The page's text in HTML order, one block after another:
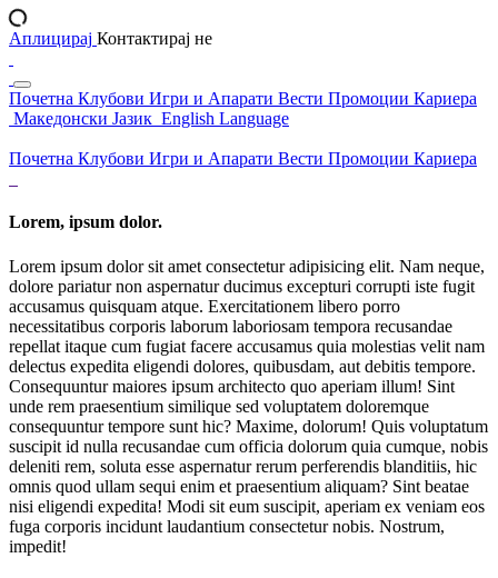
Аплицирај Контактирај не
Почетна Клубови Игри и Апарати Вести Промоции Кариера
Македонски Јазик English Language
Почетна Клубови Игри и Апарати Вести Промоции Кариера
Lorem, ipsum dolor.
Lorem ipsum dolor sit amet consectetur adipisicing elit. Nam neque,
dolore pariatur non aspernatur ducimus excepturi corrupti iste fugit
accusamus quisquam atque. Exercitationem libero porro
necessitatibus corporis laborum laboriosam tempora recusandae
repellat itaque cum fugiat facere accusamus quia molestias velit nam
delectus expedita eligendi dolores, quibusdam, aut debitis tempore.
Consequuntur maiores ipsum architecto quo aperiam illum! Sint
unde rem praesentium similique sed voluptatem doloremque
consequuntur tempore sunt hic? Maxime, dolorum! Quis voluptatum
suscipit id nulla recusandae cum officia dolorum quia cumque, nobis
deleniti rem, soluta esse aspernatur rerum perferendis blanditiis, hic
omnis quod ullam sequi enim et praesentium aliquam? Sint beatae
nisi eligendi expedita! Modi sit eum suscipit, aperiam ex veniam eos
fuga corporis incidunt laudantium consectetur nobis. Nostrum,
impedit!